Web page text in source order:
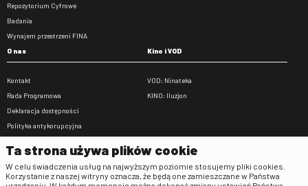
Repozytorium Cyfrowe
Badania
Wynajem przestrzeni FINA
O nas
Kontakt
Rada Programowa
Deklaracja dostępności
Polityka antykorupcyjna
Zamówienia publiczne
Praca w FINA
Kino i VOD
VOD: Ninateka
KINO: Iluzjon
Ta strona używa plików cookie
W celu świadczenia usług na najwyższym poziomie stosujemy pliki cookies.
Korzystanie z naszej witryny oznacza, że będą one zamieszczane w Państwa